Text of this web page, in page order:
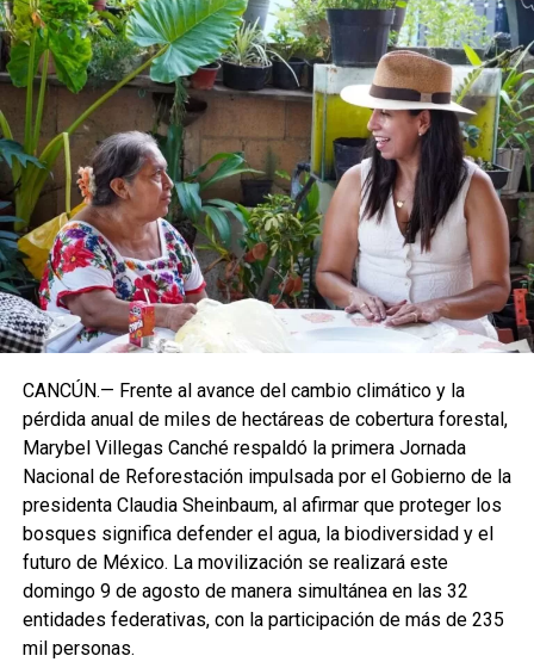
CANCÚN.— Frente al avance del cambio climático y la
pérdida anual de miles de hectáreas de cobertura forestal,
Marybel Villegas Canché respaldó la primera Jornada
Nacional de Reforestación impulsada por el Gobierno de la
presidenta Claudia Sheinbaum, al afirmar que proteger los
bosques significa defender el agua, la biodiversidad y el
futuro de México. La movilización se realizará este
domingo 9 de agosto de manera simultánea en las 32
entidades federativas, con la participación de más de 235
mil personas.